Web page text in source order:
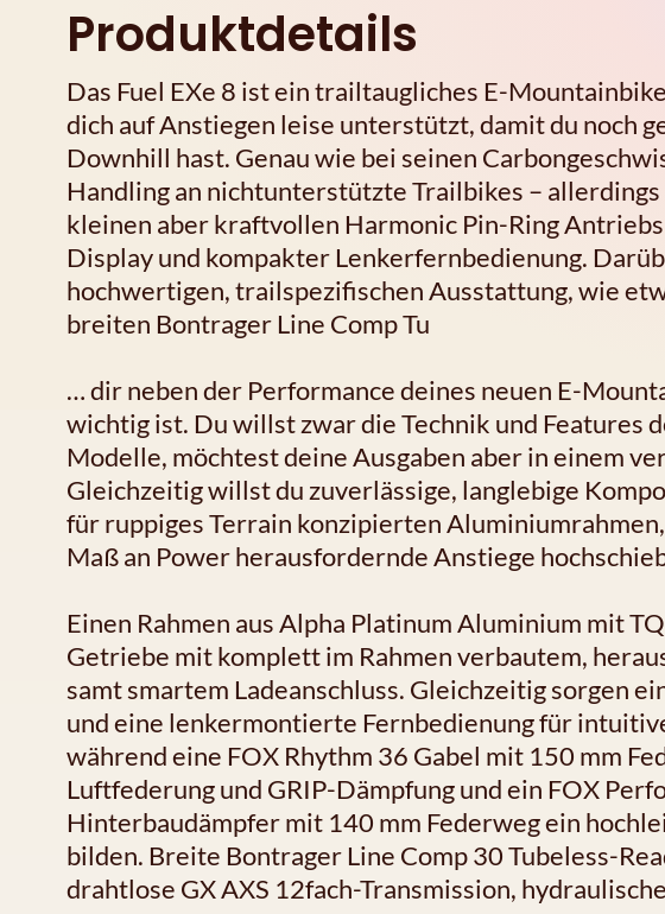
Produktdetails
Das Fuel EXe 8 ist ein trailtaugliches E-
dich auf Anstiegen leise unterstützt, damit du noch
Downhill hast. Genau wie bei seinen
Handling an nichtunterstützte Trailbikes –
kleinen aber kraftvollen Harmonic Pin-Ring
Display und kompakter Lenkerfernbedienung.
hochwertigen, trailspezifischen Ausstattung, wie
breiten Bontrager Line Comp Tu
… dir neben der Performance deines neuen E-
wichtig ist. Du willst zwar die Technik und Features
Modelle, möchtest deine Ausgaben aber in einem
Gleichzeitig willst du zuverlässige, langlebige
für ruppiges Terrain konzipierten
Maß an Power herausfordernde Anstiege
Einen Rahmen aus Alpha Platinum Aluminium mit
Getriebe mit komplett im Rahmen verbautem,
samt smartem Ladeanschluss. Gleichzeitig sorgen
und eine lenkermontierte Fernbedienung für
während eine FOX Rhythm 36 Gabel mit 150 mm
Luftfederung und GRIP-Dämpfung und ein FOX
Hinterbaudämpfer mit 140 mm Federweg ein
bilden. Breite Bontrager Line Comp 30 Tubeless-
drahtlose GX AXS 12fach-Transmission,